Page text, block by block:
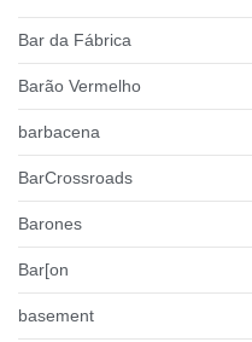
Bar da Fábrica
Barão Vermelho
barbacena
BarCrossroads
Barones
Bar[on
basement